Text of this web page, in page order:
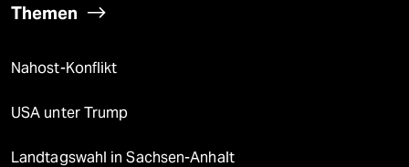
Themen
Nahost-Konflikt
USA unter Trump
Landtagswahl in Sachsen-Anhalt